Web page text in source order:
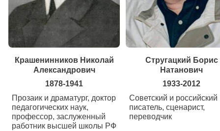
Крашенинников Николай
Александрович
1878-1941
Прозаик и драматург, доктор
педагогических наук,
профессор, заслуженный
работник высшей школы РФ
Стругацкий Борис
Натанович
1933-2012
Советский и российский
писатель, сценарист,
переводчик